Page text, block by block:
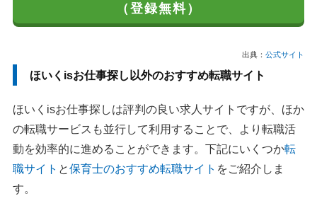
（登録無料）
出典： 公式サイト
ほいくisお仕事探し以外のおすすめ転職サイト
ほいくisお仕事探しは評判の良い求人サイトですが、ほか
の転職サービスも並行して利用することで、より転職活
動を効率的に進めることができます。下記にいくつか転
職サイト と保育士のおすすめ転職サイト をご紹介しま
す。